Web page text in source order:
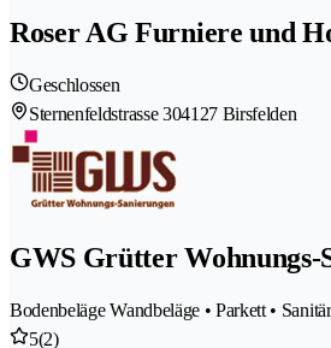
Roser AG Furniere und
Geschlossen
Sternenfeldstrasse 304127 Birsfelden
GWS Grütter Wohnungs-
Bodenbeläge Wandbeläge • Parkett •
5(2)